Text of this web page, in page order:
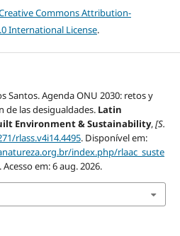
Commons Attribution-
International License.
Santos. Agenda ONU 2030: retos y
de las desigualdades. Latin
Environment & Sustainability,[S.
rlass.v4i14.4495. Disponível em:
index.php/rlaac_suste
Acesso em: 6 aug. 2026.